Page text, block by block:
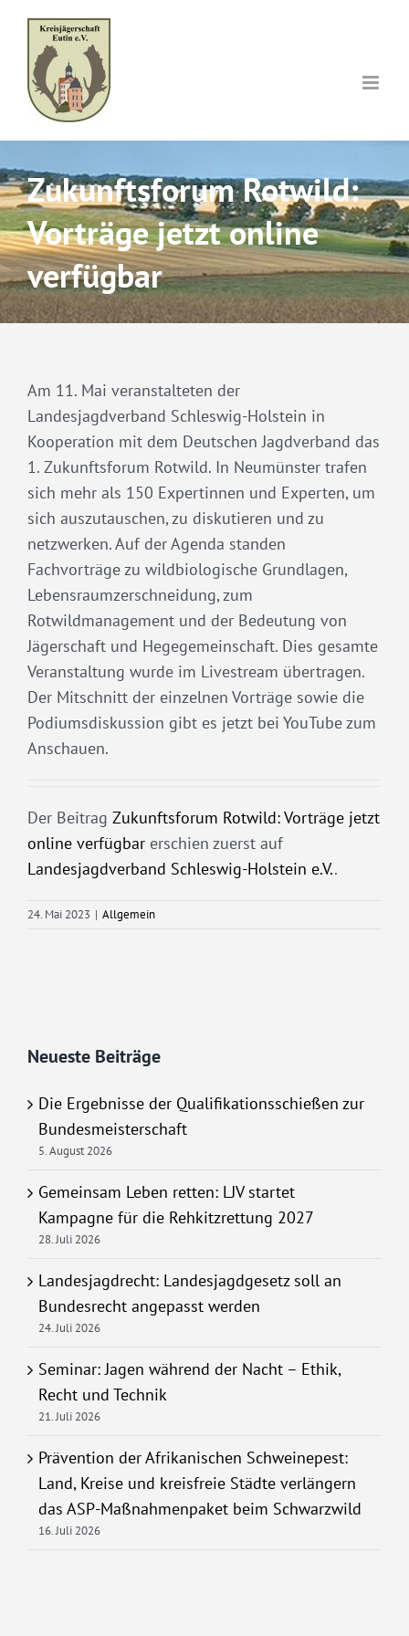
content
Zukunftsforum Rotwild:
Vorträge jetzt online
verfügbar
Am 11. Mai veranstalteten der
Landesjagdverband Schleswig-Holstein in
Kooperation mit dem Deutschen Jagdverband das
1. Zukunftsforum Rotwild. In Neumünster trafen
sich mehr als 150 Expertinnen und Experten, um
sich auszutauschen, zu diskutieren und zu
netzwerken. Auf der Agenda standen
Fachvorträge zu wildbiologische Grundlagen,
Lebensraumzerschneidung, zum
Rotwildmanagement und der Bedeutung von
Jägerschaft und Hegegemeinschaft. Dies gesamte
Veranstaltung wurde im Livestream übertragen.
Der Mitschnitt der einzelnen Vorträge sowie die
Podiumsdiskussion gibt es jetzt bei YouTube zum
Anschauen.
Der Beitrag Zukunftsforum Rotwild: Vorträge jetzt
online verfügbar erschien zuerst auf
Landesjagdverband Schleswig-Holstein e.V..
24. Mai 2023 | Allgemein
Neueste Beiträge
Die Ergebnisse der Qualifikationsschießen zur
Bundesmeisterschaft
5. August 2026
Gemeinsam Leben retten: LJV startet
Kampagne für die Rehkitzrettung 2027
28. Juli 2026
Landesjagdrecht: Landesjagdgesetz soll an
Bundesrecht angepasst werden
24. Juli 2026
Seminar: Jagen während der Nacht – Ethik,
Recht und Technik
21. Juli 2026
Prävention der Afrikanischen Schweinepest:
Land, Kreise und kreisfreie Städte verlängern
das ASP-Maßnahmenpaket beim Schwarzwild
16. Juli 2026